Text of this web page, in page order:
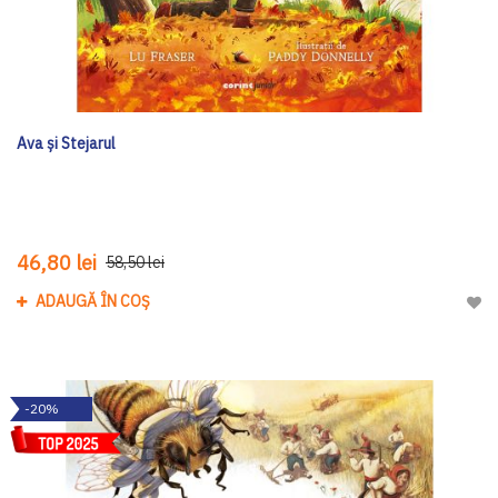
Ava și Stejarul
46,80 lei 58,50 lei
ADAUGĂ ÎN COȘ
-20%